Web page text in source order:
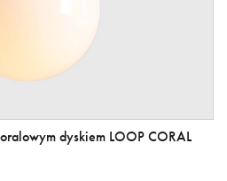
dyskiem LOOP CORAL